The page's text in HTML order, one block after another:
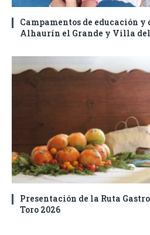
Campamentos de educación y
Alhaurín el Grande y Villa
Presentación de la Ruta
Toro 2026